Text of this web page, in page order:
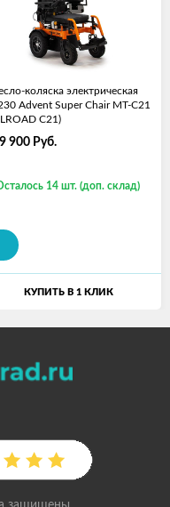
коляска электрическая
Advent Super Chair MT-C21
C21)
900 Руб.
14 шт. (доп. склад)
КУПИТЬ В 1 КЛИК